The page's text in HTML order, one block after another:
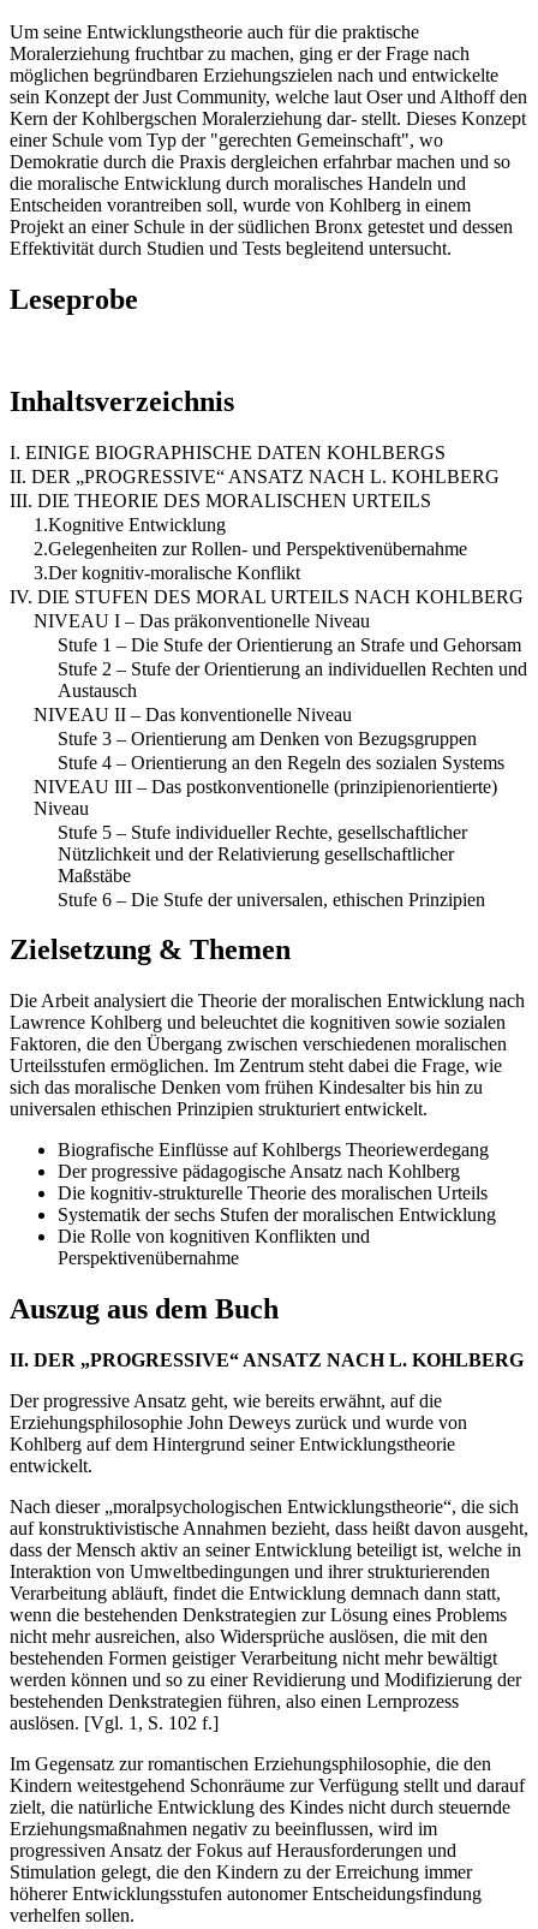
Um seine Entwicklungstheorie auch für die praktische
Moralerziehung fruchtbar zu machen, ging er der Frage nach
möglichen begründbaren Erziehungszielen nach und entwickelte
sein Konzept der Just Community, welche laut Oser und Althoff den
Kern der Kohlbergschen Moralerziehung dar- stellt. Dieses Konzept
einer Schule vom Typ der "gerechten Gemeinschaft", wo
Demokratie durch die Praxis dergleichen erfahrbar machen und so
die moralische Entwicklung durch moralisches Handeln und
Entscheiden vorantreiben soll, wurde von Kohlberg in einem
Projekt an einer Schule in der südlichen Bronx getestet und dessen
Effektivität durch Studien und Tests begleitend untersucht.
Leseprobe
Inhaltsverzeichnis
I. EINIGE BIOGRAPHISCHE DATEN KOHLBERGS
II. DER „PROGRESSIVE“ ANSATZ NACH L. KOHLBERG
III. DIE THEORIE DES MORALISCHEN URTEILS
1.Kognitive Entwicklung
2.Gelegenheiten zur Rollen- und Perspektivenübernahme
3.Der kognitiv-moralische Konflikt
IV. DIE STUFEN DES MORAL URTEILS NACH KOHLBERG
NIVEAU I – Das präkonventionelle Niveau
Stufe 1 – Die Stufe der Orientierung an Strafe und Gehorsam
Stufe 2 – Stufe der Orientierung an individuellen Rechten und
Austausch
NIVEAU II – Das konventionelle Niveau
Stufe 3 – Orientierung am Denken von Bezugsgruppen
Stufe 4 – Orientierung an den Regeln des sozialen Systems
NIVEAU III – Das postkonventionelle (prinzipienorientierte)
Niveau
Stufe 5 – Stufe individueller Rechte, gesellschaftlicher
Nützlichkeit und der Relativierung gesellschaftlicher
Maßstäbe
Stufe 6 – Die Stufe der universalen, ethischen Prinzipien
Zielsetzung & Themen
Die Arbeit analysiert die Theorie der moralischen Entwicklung nach
Lawrence Kohlberg und beleuchtet die kognitiven sowie sozialen
Faktoren, die den Übergang zwischen verschiedenen moralischen
Urteilsstufen ermöglichen. Im Zentrum steht dabei die Frage, wie
sich das moralische Denken vom frühen Kindesalter bis hin zu
universalen ethischen Prinzipien strukturiert entwickelt.
Biografische Einflüsse auf Kohlbergs Theoriewerdegang
Der progressive pädagogische Ansatz nach Kohlberg
Die kognitiv-strukturelle Theorie des moralischen Urteils
Systematik der sechs Stufen der moralischen Entwicklung
Die Rolle von kognitiven Konflikten und
Perspektivenübernahme
Auszug aus dem Buch
II. DER „PROGRESSIVE“ ANSATZ NACH L. KOHLBERG
Der progressive Ansatz geht, wie bereits erwähnt, auf die
Erziehungsphilosophie John Deweys zurück und wurde von
Kohlberg auf dem Hintergrund seiner Entwicklungstheorie
entwickelt.
Nach dieser „moralpsychologischen Entwicklungstheorie“, die sich
auf konstruktivistische Annahmen bezieht, dass heißt davon ausgeht,
dass der Mensch aktiv an seiner Entwicklung beteiligt ist, welche in
Interaktion von Umweltbedingungen und ihrer strukturierenden
Verarbeitung abläuft, findet die Entwicklung demnach dann statt,
wenn die bestehenden Denkstrategien zur Lösung eines Problems
nicht mehr ausreichen, also Widersprüche auslösen, die mit den
bestehenden Formen geistiger Verarbeitung nicht mehr bewältigt
werden können und so zu einer Revidierung und Modifizierung der
bestehenden Denkstrategien führen, also einen Lernprozess
auslösen. [Vgl. 1, S. 102 f.]
Im Gegensatz zur romantischen Erziehungsphilosophie, die den
Kindern weitestgehend Schonräume zur Verfügung stellt und darauf
zielt, die natürliche Entwicklung des Kindes nicht durch steuernde
Erziehungsmaßnahmen negativ zu beeinflussen, wird im
progressiven Ansatz der Fokus auf Herausforderungen und
Stimulation gelegt, die den Kindern zu der Erreichung immer
höherer Entwicklungsstufen autonomer Entscheidungsfindung
verhelfen sollen.